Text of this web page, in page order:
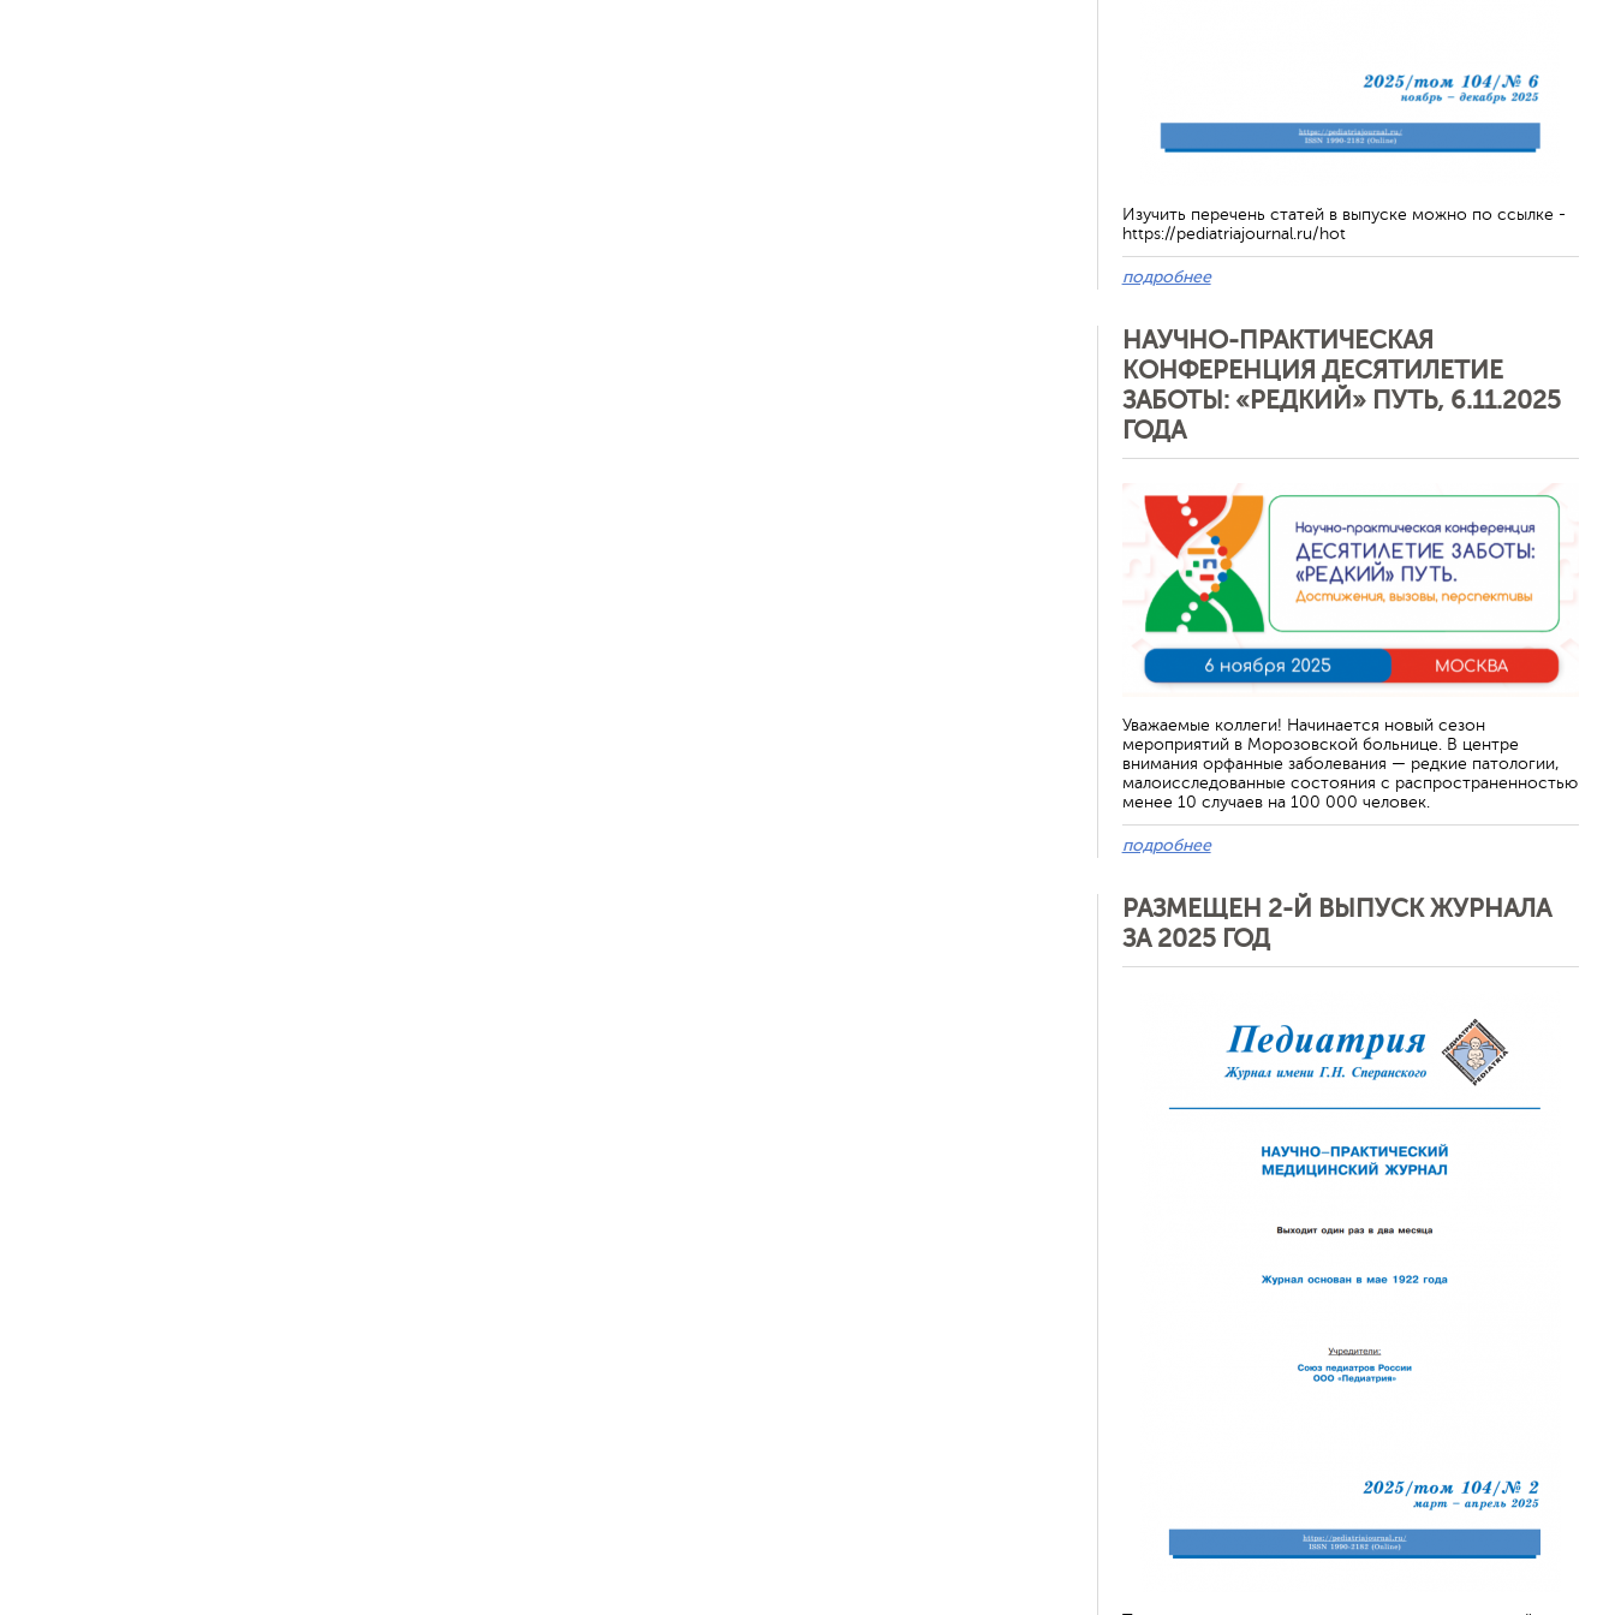
Изучить перечень статей в выпуске можно по ссылке -
https://pediatriajournal.ru/hot
подробнее
НАУЧНО-ПРАКТИЧЕСКАЯ
КОНФЕРЕНЦИЯ ДЕСЯТИЛЕТИЕ
ЗАБОТЫ: «РЕДКИЙ» ПУТЬ, 6.11.2025
ГОДА
Уважаемые коллеги! Начинается новый сезон
мероприятий в Морозовской больнице. В центре
внимания орфанные заболевания — редкие патологии,
малоисследованные состояния с распространенностью
менее 10 случаев на 100 000 человек.
подробнее
РАЗМЕЩЕН 2-Й ВЫПУСК ЖУРНАЛА
ЗА 2025 ГОД
Отменить